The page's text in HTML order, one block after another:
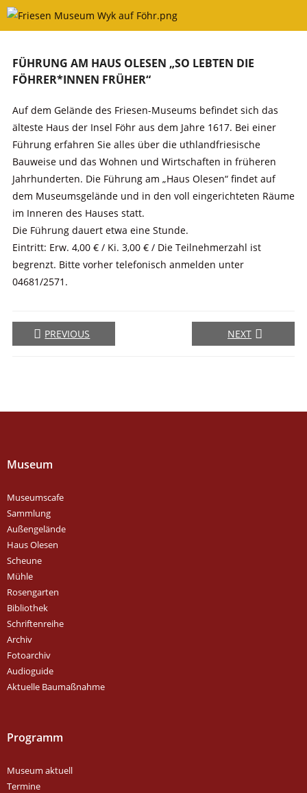
Skip
FÜHRUNG AM HAUS OLESEN „SO LEBTEN DIE
FÖHRER*INNEN FRÜHER“
Auf dem Gelände des Friesen-Museums befindet sich das
älteste Haus der Insel Föhr aus dem Jahre 1617. Bei einer
Führung erfahren Sie alles über die uthlandfriesische
Bauweise und das Wohnen und Wirtschaften in früheren
Jahrhunderten. Die Führung am „Haus Olesen“ findet auf
dem Museumsgelände und in den voll eingerichteten Räume
im Inneren des Hauses statt.
Die Führung dauert etwa eine Stunde.
Eintritt: Erw. 4,00 € / Ki. 3,00 € / Die Teilnehmerzahl ist
begrenzt. Bitte vorher telefonisch anmelden unter
04681/2571.
PREVIOUS NEXT
Museum
Museumscafe
Sammlung
Außengelände
Haus Olesen
Scheune
Mühle
Rosengarten
Bibliothek
Schriftenreihe
Archiv
Fotoarchiv
Audioguide
Aktuelle Baumaßnahme
Programm
Museum aktuell
Termine